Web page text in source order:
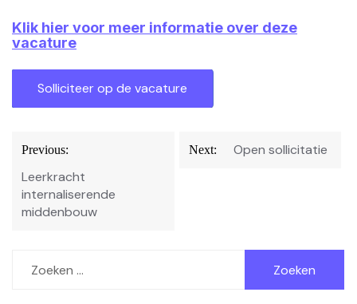
Klik hier voor meer informatie over deze
vacature
Bericht
navigatie
Previous:
Leerkracht
internaliserende
middenbouw
Next: Open sollicitatie
naar: